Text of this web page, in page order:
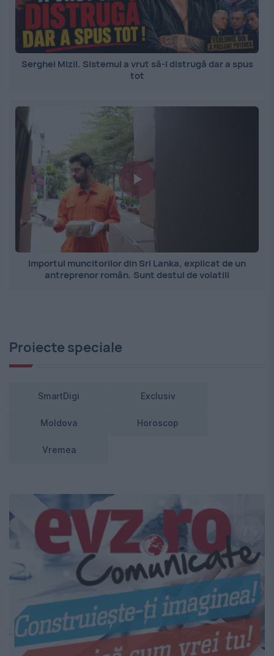
Serghei Mizil. Sistemul a vrut să-l distrugă dar a spus
tot
Importul muncitorilor din Sri Lanka, explicat de un
antreprenor român. Sunt destul de volatili
Proiecte speciale
SmartDigi Exclusiv
Moldova Horoscop
Vremea